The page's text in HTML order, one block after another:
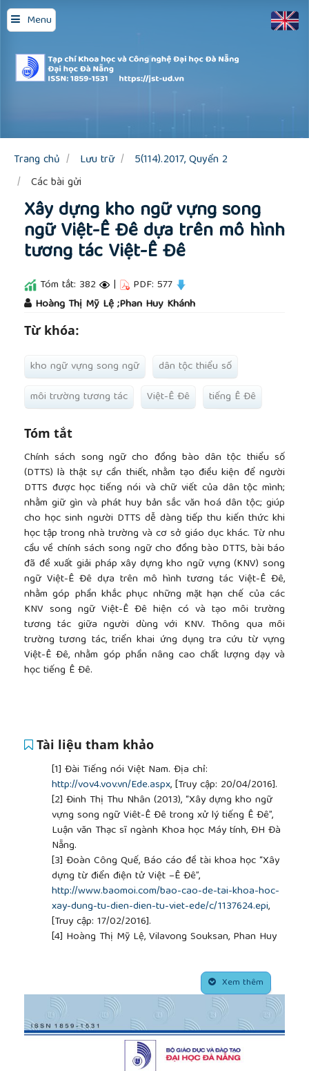
Menu
Quick
jump
to
page
content
Main
Sidebar
Trang chủ Lưu trữ
5(114).2017, Quyển 2
Các bài gửi
Xây dựng kho ngữ vựng song
ngữ Việt-Ê Đê dựa trên mô hình
tương tác Việt-Ê Đê
Tóm tắt: 382 | PDF: 577
Hoàng Thị Mỹ Lệ ;Phan Huy Khánh
Từ khóa:
kho ngữ vựng song ngữ
dân tộc thiểu số
môi trường tương tác
Việt-Ê Đê tiếng Ê Đê
Tóm tắt
Chính sách song ngữ cho đồng bào dân tộc thiểu số
(DTTS) là thật sự cần thiết, nhằm tạo điều kiện để người
DTTS được học tiếng nói và chữ viết của dân tộc mình;
nhằm giữ gìn và phát huy bản sắc văn hoá dân tộc; giúp
cho học sinh người DTTS dễ dàng tiếp thu kiến thức khi
học tập trong nhà trường và cơ sở giáo dục khác. Từ nhu
cầu về chính sách song ngữ cho đồng bào DTTS, bài báo
đã đề xuất giải pháp xây dựng kho ngữ vựng (KNV) song
ngữ Việt-Ê Đê dựa trên mô hình tương tác Việt-Ê Đê,
nhằm góp phần khắc phục những mặt hạn chế của các
KNV song ngữ Việt-Ê Đê hiện có và tạo môi trường
tương tác giữa người dùng với KNV. Thông qua môi
trường tương tác, triển khai ứng dụng tra cứu từ vựng
Việt-Ê Đê, nhằm góp phần nâng cao chất lượng dạy và
học tiếng Ê Đê.
Tài liệu tham khảo
[1] Đài Tiếng nói Việt Nam. Địa chỉ:
http://vov4.vov.vn/Ede.aspx, [Truy cập: 20/04/2016].
[2] Đinh Thị Thu Nhân (2013), “Xây dựng kho ngữ
vựng song ngữ Viêt-Ê Đê trong xử lý tiếng Ê Đê”,
Luận văn Thạc sĩ ngành Khoa học Máy tính, ĐH Đà
Nẵng.
[3] Đoàn Công Quế, Báo cáo đề tài khoa học “Xây
dựng từ điển điện tử Việt –Ê Đê”,
http://www.baomoi.com/bao-cao-de-tai-khoa-hoc-
xay-dung-tu-dien-dien-tu-viet-ede/c/1137624.epi,
[Truy cập: 17/02/2016].
[4] Hoàng Thị Mỹ Lệ, Vilavong Souksan, Phan Huy
Vietnamese Ethnic Minority Languages, Applying for
the EDe Language”, Proceeding of the International
Conference on Knowledge and System Engineering,
Springer, KSE 2013, HaNoi, No: Vol 244, pp. 137-148.
[5]Hồ Tú Bảo, “Đề tài VLSP-Nhánh đề tài Xử lý văn
bản” [Trực tuyến],http://vlsp.hpda.vn:8080/demo/
[Truy cập: 17/08/2016].
Xem thêm